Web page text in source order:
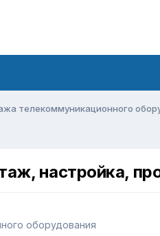
телекоммуникационного
настройка,
оборудования